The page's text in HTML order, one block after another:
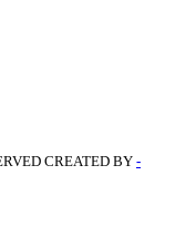
CREATED BY -